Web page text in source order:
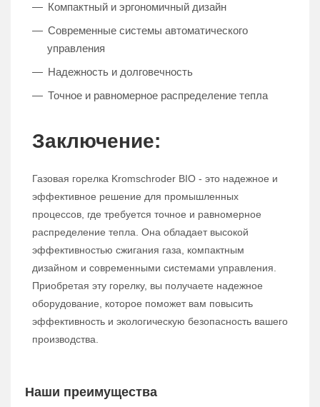
Компактный и эргономичный дизайн
Современные системы автоматического
управления
Надежность и долговечность
Точное и равномерное распределение тепла
Заключение:
Газовая горелка Kromschroder BIO - это надежное и
эффективное решение для промышленных
процессов, где требуется точное и равномерное
распределение тепла. Она обладает высокой
эффективностью сжигания газа, компактным
дизайном и современными системами управления.
Приобретая эту горелку, вы получаете надежное
оборудование, которое поможет вам повысить
эффективность и экологическую безопасность вашего
производства.
Наши преимущества